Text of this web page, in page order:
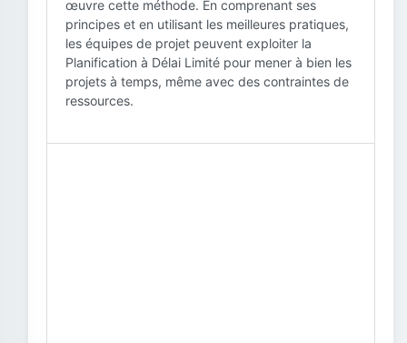
œuvre cette méthode. En comprenant ses
principes et en utilisant les meilleures pratiques,
les équipes de projet peuvent exploiter la
Planification à Délai Limité pour mener à bien les
projets à temps, même avec des contraintes de
ressources.